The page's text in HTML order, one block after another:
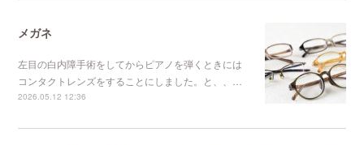
メガネ
左目の白内障手術をしてからピアノを弾くときには
コンタクトレンズをすることにしました。と、、…
2026.05.12 12:36